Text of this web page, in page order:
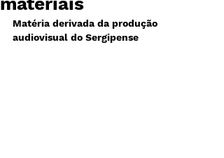
Matéria derivada da produção
audiovisual do Sergipense